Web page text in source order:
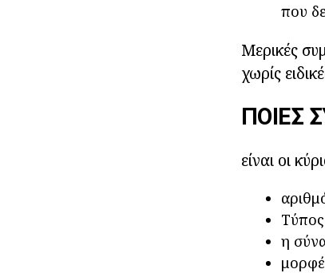
που
Μερικές
χωρίς
ΠΟΙΕΣ
είναι οι
Τύπος
η